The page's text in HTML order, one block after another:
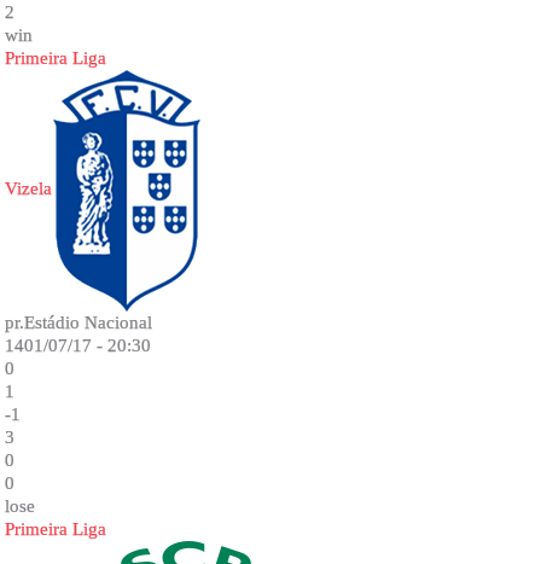
2
win
Primeira Liga
Vizela
pr.Estádio Nacional
1401/07/17 - 20:30
0
1
-1
3
0
0
lose
Primeira Liga